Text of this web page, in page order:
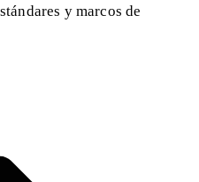
y marcos de